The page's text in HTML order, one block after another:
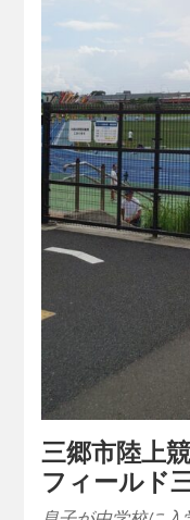
三郷市陸上
フィールド